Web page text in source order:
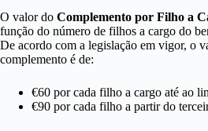
O valor do Complemento por Filho a
função do número de filhos a cargo do
De acordo com a legislação em vigor, o
complemento é de:
€60 por cada filho a cargo até ao
€90 por cada filho a partir do